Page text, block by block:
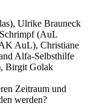
Ulrike Brauneck
(AuL
AuL), Christiane
Alfa-Selbsthilfe
Birgit Golak
Zeitraum und
werden?